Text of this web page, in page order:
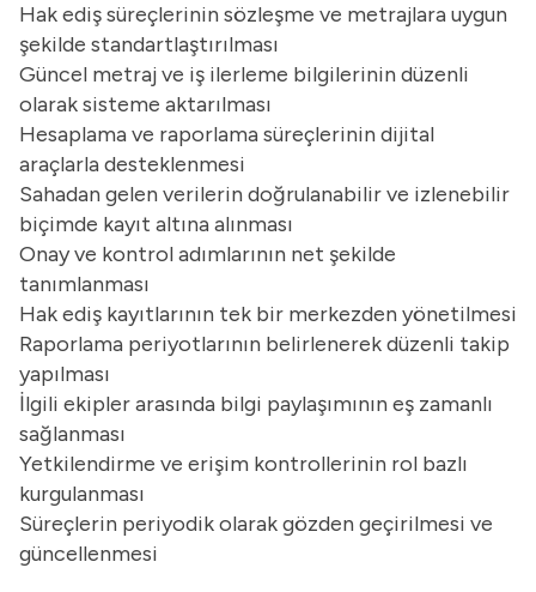
Hak ediş süreçlerinin sözleşme ve metrajlara uygun
şekilde standartlaştırılması
Güncel metraj ve iş ilerleme bilgilerinin düzenli
olarak sisteme aktarılması
Hesaplama ve raporlama süreçlerinin dijital
araçlarla desteklenmesi
Sahadan gelen verilerin doğrulanabilir ve izlenebilir
biçimde kayıt altına alınması
Onay ve kontrol adımlarının net şekilde
tanımlanması
Hak ediş kayıtlarının tek bir merkezden yönetilmesi
Raporlama periyotlarının belirlenerek düzenli takip
yapılması
İlgili ekipler arasında bilgi paylaşımının eş zamanlı
sağlanması
Yetkilendirme ve erişim kontrollerinin rol bazlı
kurgulanması
Süreçlerin periyodik olarak gözden geçirilmesi ve
güncellenmesi